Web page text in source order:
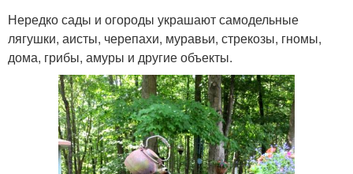
Нередко сады и огороды украшают самодельные
лягушки, аисты, черепахи, муравьи, стрекозы, гномы,
дома, грибы, амуры и другие объекты.